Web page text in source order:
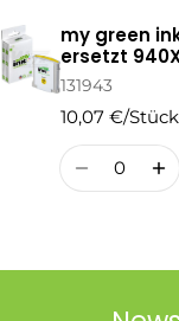
Ihr
Warenkorb
my green
ersetzt
131943
10,07 €/Stück
Regulärer
Preis
Verkaufspreis
Menge